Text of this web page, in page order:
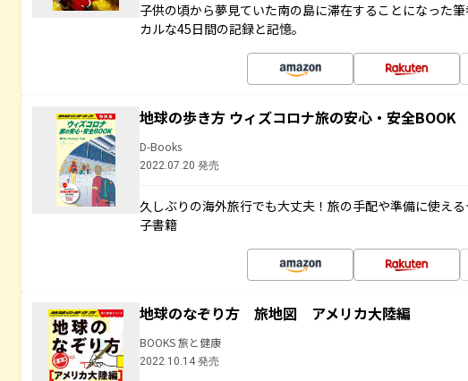
子供の頃から夢見ていた南の島に滞在することになった
カルな45日間の記録と記憶。
地球の歩き方 ウィズコロナ旅の安心・安全BOOK
D-Books
2022.07.20 発売
久しぶりの海外旅行でも大丈夫！旅の手配や準備に使え
子書籍
地球のなぞり方 旅地図 アメリカ大陸編
BOOKS 旅と健康
2022.10.14 発売